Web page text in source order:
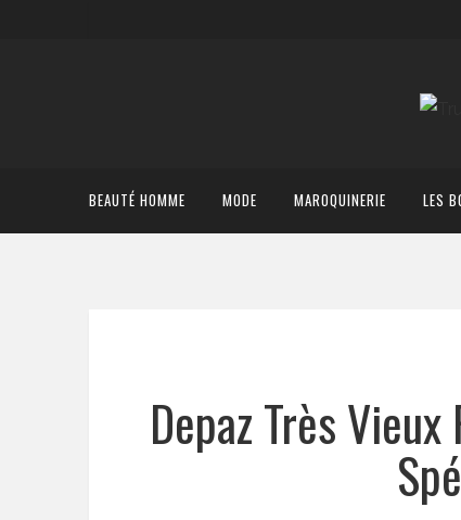
BEAUTÉ HOMME MODE MAROQUINERIE LES
Depaz Très